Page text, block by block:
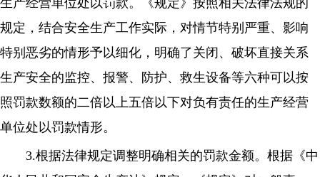
生产经营单位处以罚款。《规定》按照相关法律法规的
规定，结合安全生产工作实际，对情节特别严重、影响
特别恶劣的情形予以细化，明确了关闭、破坏直接关系
生产安全的监控、报警、防护、救生设备等六种可以按
照罚款数额的二倍以上五倍以下对负有责任的生产经营
单位处以罚款情形。
3.根据法律规定调整明确相关的罚款金额。根据《中